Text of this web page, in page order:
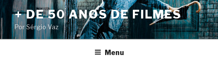
Pular
para
o
conteúdo
+ DE 50 ANOS DE FILMES
Por Sérgio Vaz
Menu